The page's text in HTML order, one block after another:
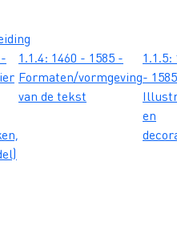
1.1.4: 1460 - 1585 -
Formaten/vormgeving
van de tekst
1.1.5:
-
en